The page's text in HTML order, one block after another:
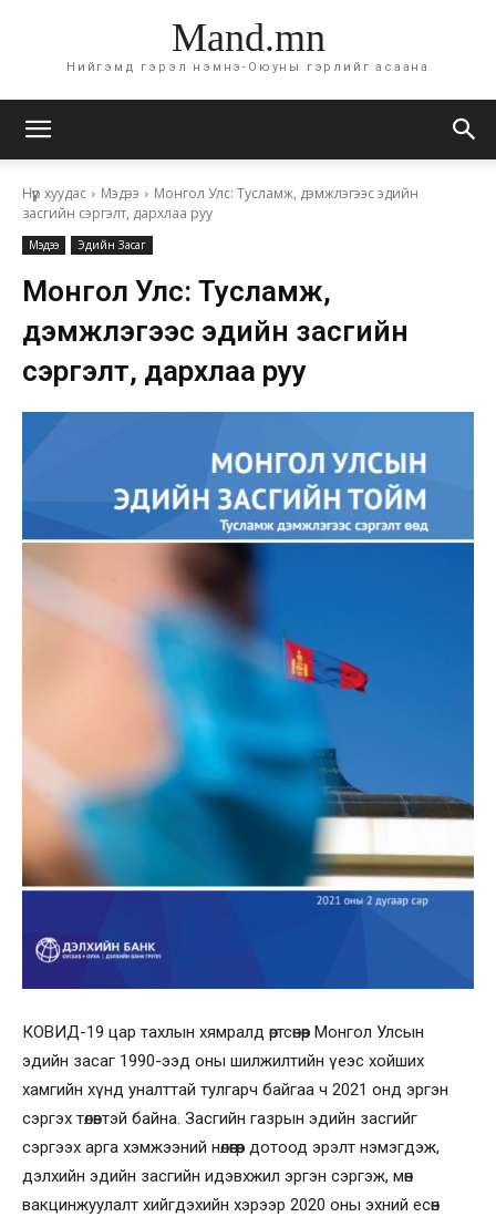
Mand.mn
Нийгэмд гэрэл нэмнэ-Оюуны гэрлийг асаана
Нүүр хуудас Мэдээ
Монгол Улс: Тусламж, дэмжлэгээс эдийн
засгийн сэргэлт, дархлаа руу
Мэдээ Эдийн Засаг
Монгол Улс: Тусламж,
дэмжлэгээс эдийн засгийн
сэргэлт, дархлаа руу
КОВИД-19 цар тахлын хямралд өртсөнөөр Монгол Улсын
эдийн засаг 1990-ээд оны шилжилтийн үеэс хойших
хамгийн хүнд уналттай тулгарч байгаа ч 2021 онд эргэн
сэргэх төлөвтэй байна. Засгийн газрын эдийн засгийг
сэргээх арга хэмжээний нөлөөгөөр дотоод эрэлт нэмэгдэж,
дэлхийн эдийн засгийн идэвхжил эргэн сэргэж, мөн
вакцинжуулалт хийгдэхийн хэрээр 2020 оны эхний есөн